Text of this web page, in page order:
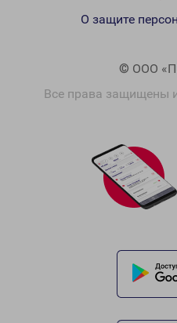
© ООО
Все права защищены
О защите